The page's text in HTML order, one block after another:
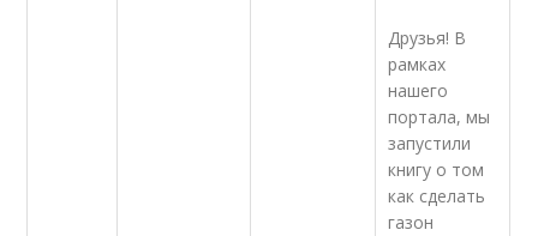
Друзья! В
рамках
нашего
портала, мы
запустили
книгу о том
как сделать
газон